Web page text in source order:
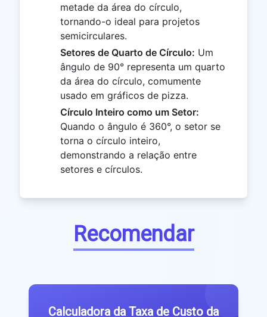
metade da área do círculo,
tornando-o ideal para projetos
semicirculares.
Setores de Quarto de Círculo: Um
ângulo de 90° representa um quarto
da área do círculo, comumente
usado em gráficos de pizza.
Círculo Inteiro como um Setor:
Quando o ângulo é 360°, o setor se
torna o círculo inteiro,
demonstrando a relação entre
setores e círculos.
Recomendar
Calculadora da Taxa de Custo da